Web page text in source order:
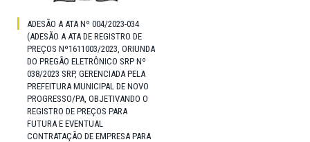
ADESÃO A ATA Nº 004/2023-034
(ADESÃO A ATA DE REGISTRO DE
PREÇOS Nº1611003/2023, ORIUNDA
DO PREGÃO ELETRÔNICO SRP Nº
038/2023 SRP, GERENCIADA PELA
PREFEITURA MUNICIPAL DE NOVO
PROGRESSO/PA, OBJETIVANDO O
REGISTRO DE PREÇOS PARA
FUTURA E EVENTUAL
CONTRATAÇÃO DE EMPRESA PARA